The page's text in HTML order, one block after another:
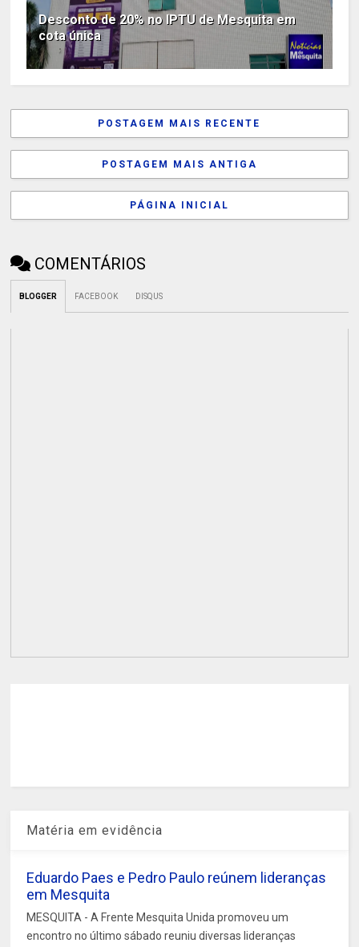
Desconto de 20% no IPTU de Mesquita em
cota única
POSTAGEM MAIS RECENTE
POSTAGEM MAIS ANTIGA
PÁGINA INICIAL
COMENTÁRIOS
BLOGGER FACEBOOK DISQUS
Matéria em evidência
Eduardo Paes e Pedro Paulo reúnem lideranças
em Mesquita
MESQUITA - A Frente Mesquita Unida promoveu um
encontro no último sábado reuniu diversas lideranças